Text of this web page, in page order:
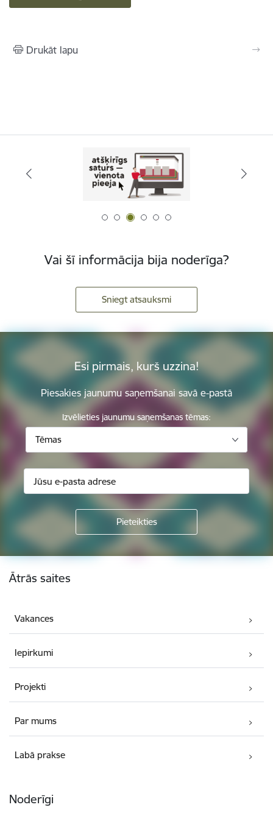
Drukāt lapu
Vai šī informācija bija noderīga?
Sniegt atsauksmi
Esi pirmais, kurš uzzina!
Piesakies jaunumu saņemšanai savā e-pastā
Izvēlieties jaunumu saņemšanas tēmas:
Tēmas
Kājene
Ātrās saites
Vakances
Iepirkumi
Projekti
Par mums
Labā prakse
Noderīgi